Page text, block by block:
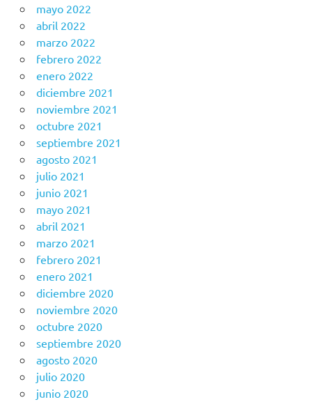
mayo 2022
abril 2022
marzo 2022
febrero 2022
enero 2022
diciembre 2021
noviembre 2021
octubre 2021
septiembre 2021
agosto 2021
julio 2021
junio 2021
mayo 2021
abril 2021
marzo 2021
febrero 2021
enero 2021
diciembre 2020
noviembre 2020
octubre 2020
septiembre 2020
agosto 2020
julio 2020
junio 2020